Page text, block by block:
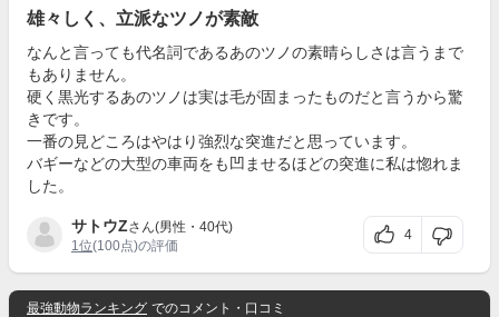
雄々しく、立派なツノが素敵
なんと言っても代名詞であるあのツノの素晴らしさは言うまで
もありません。
硬く黒光するあのツノは実は毛が固まったものだと言うから驚
きです。
一番の見どころはやはり強烈な突進だと思っています。
バギーなどの大型の車両をも凹ませるほどの突進に私は惚れま
した。
サトウZさん(男性・40代)
1位(100点)の評価
4
最強動物ランキング でのコメント・口コミ